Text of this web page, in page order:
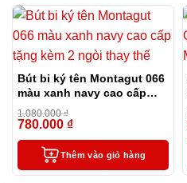
Bút bi ký tên Montagut 066
màu xanh navy cao cấp
tặng kèm 2 ngòi thay thế
1.080.000₫
780.000 ₫
Thêm vào giỏ hàng